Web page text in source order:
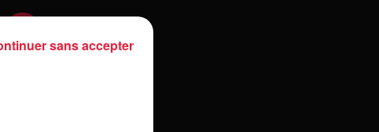
sans accepter